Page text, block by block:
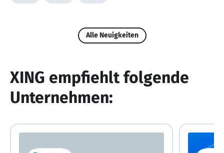
Alle Neuigkeiten
XING empfiehlt folgende
Unternehmen: